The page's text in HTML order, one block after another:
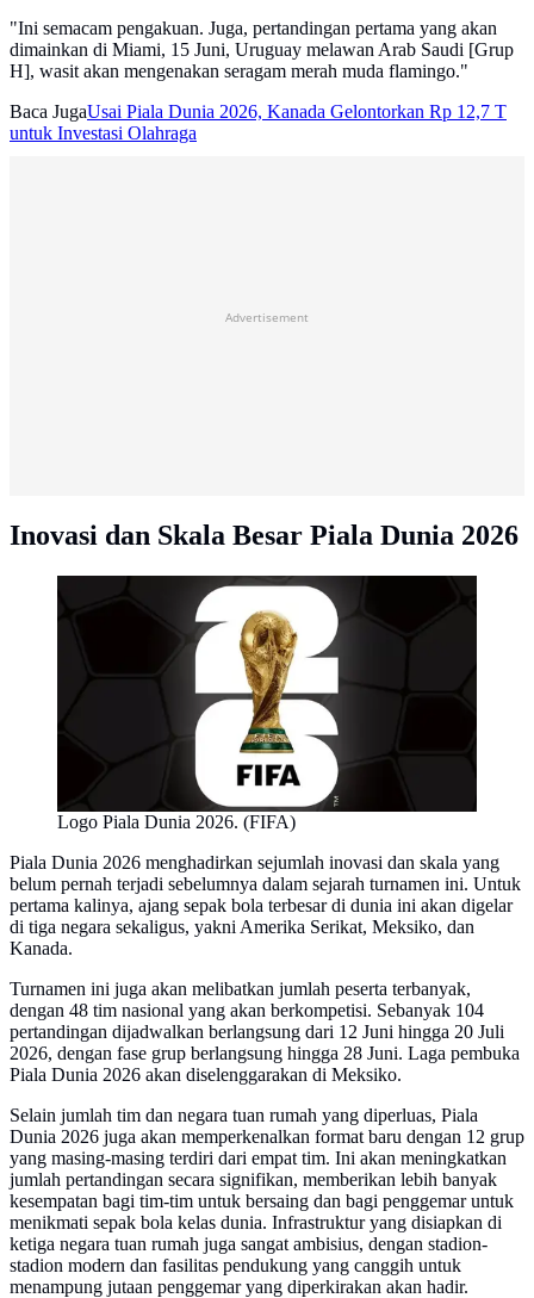
"Ini semacam pengakuan. Juga, pertandingan pertama yang akan
dimainkan di Miami, 15 Juni, Uruguay melawan Arab Saudi [Grup
H], wasit akan mengenakan seragam merah muda flamingo."
Baca JugaUsai Piala Dunia 2026, Kanada Gelontorkan Rp 12,7 T
untuk Investasi Olahraga
Advertisement
Inovasi dan Skala Besar Piala Dunia 2026
Logo Piala Dunia 2026. (FIFA)
Piala Dunia 2026 menghadirkan sejumlah inovasi dan skala yang
belum pernah terjadi sebelumnya dalam sejarah turnamen ini. Untuk
pertama kalinya, ajang sepak bola terbesar di dunia ini akan digelar
di tiga negara sekaligus, yakni Amerika Serikat, Meksiko, dan
Kanada.
Turnamen ini juga akan melibatkan jumlah peserta terbanyak,
dengan 48 tim nasional yang akan berkompetisi. Sebanyak 104
pertandingan dijadwalkan berlangsung dari 12 Juni hingga 20 Juli
2026, dengan fase grup berlangsung hingga 28 Juni. Laga pembuka
Piala Dunia 2026 akan diselenggarakan di Meksiko.
Selain jumlah tim dan negara tuan rumah yang diperluas, Piala
Dunia 2026 juga akan memperkenalkan format baru dengan 12 grup
yang masing-masing terdiri dari empat tim. Ini akan meningkatkan
jumlah pertandingan secara signifikan, memberikan lebih banyak
kesempatan bagi tim-tim untuk bersaing dan bagi penggemar untuk
menikmati sepak bola kelas dunia. Infrastruktur yang disiapkan di
ketiga negara tuan rumah juga sangat ambisius, dengan stadion-
stadion modern dan fasilitas pendukung yang canggih untuk
menampung jutaan penggemar yang diperkirakan akan hadir.